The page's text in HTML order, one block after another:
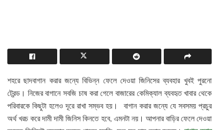
শহরে ছাদবাগান করার জন্যে বিভিন্ন ফেলে দেওয়া জিনিসের ব্যবহার খুবই পুরনো
ট্রেন্ড। নিজের বাগানে সবজি চাষ করা গেলে বাজারের কেমিক্যাল ব্যবহৃত খাবার থেকে
পরিবারকে কিছুটা হলেও দূরে রাখা সম্ভব হয়। বাগান করার জন্যে যে সবসময় প্রচুর
অর্থ খরচ করে দামী দামী জিনিস কিনতে হবে, এমনটা নয়। আপনার বাড়ির ফেলে দেওয়া